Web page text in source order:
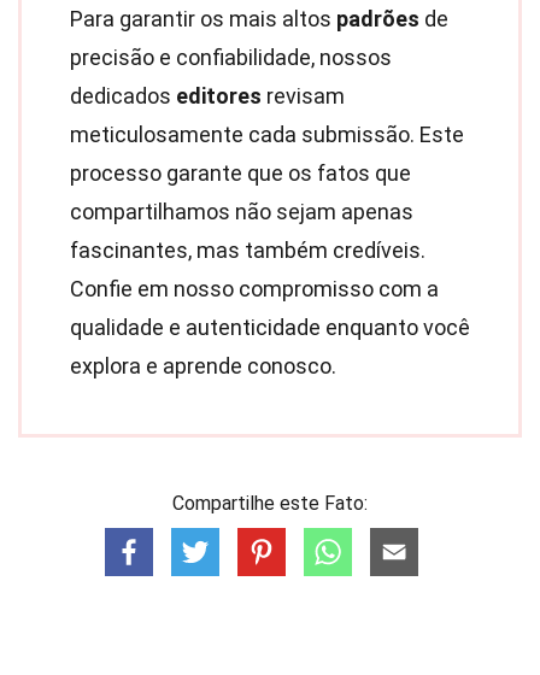
Para garantir os mais altos padrões de
precisão e confiabilidade, nossos
dedicados editores revisam
meticulosamente cada submissão. Este
processo garante que os fatos que
compartilhamos não sejam apenas
fascinantes, mas também credíveis.
Confie em nosso compromisso com a
qualidade e autenticidade enquanto você
explora e aprende conosco.
Compartilhe este Fato: